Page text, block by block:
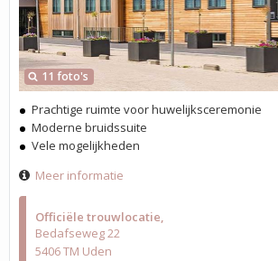
Officiële trouwlocatie
Bedafseweg 22
5406 TM Uden
11 foto's
Prachtige ruimte voor huwelijksceremonie
Moderne bruidssuite
Vele mogelijkheden
Meer informatie